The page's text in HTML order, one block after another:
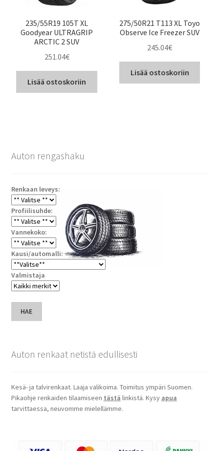
235/55R19 105T XL
Goodyear ULTRAGRIP
ARCTIC 2 SUV
251.04€
Lisää ostoskoriin
275/50R21 T113 XL Toyo
Observe Ice Freezer SUV
245.04€
Lisää ostoskoriin
Auton rengashaku
Renkaan leveys:
Profiilisuhde:
Vannekoko:
Kausi/automalli:
Valmistaja
HAE
Auton renkaat netistä edullisesti
Kesä- ja talvirenkaat. Laaja valikoima. Toimitus ympäri Suomen.
Pikaohje renkaiden tilaamiseen tästä linkistä. Kysy apua
tarvittaessa, neuvomme mielellämme.